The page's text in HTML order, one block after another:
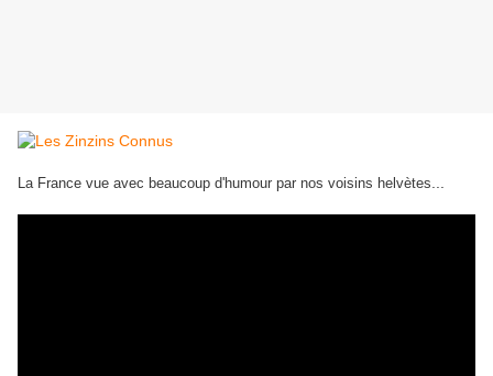
La France vue avec beaucoup d'humour par nos voisins helvètes